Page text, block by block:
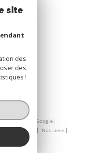
powered by Google |
Admin
Nos Liens
site
des
des
!